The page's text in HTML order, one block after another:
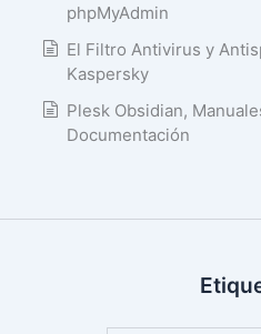
phpMyAdmin
El Filtro Antivirus y
Kaspersky
Plesk Obsidian,
Documentación